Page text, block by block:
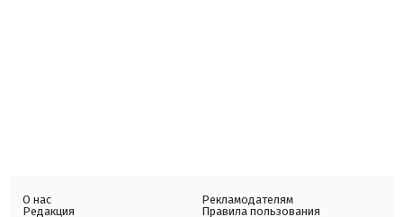
О нас
Редакция
Рекламодателям
Правила пользования